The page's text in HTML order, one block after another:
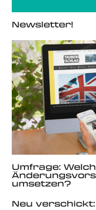
Newsletter!
Umfrage:
umsetzen?
Neu